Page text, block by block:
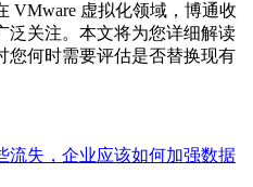
VMware 虚拟化领域，博通收
泛关注。本文将为您详细解读
您何时需要评估是否替换现有